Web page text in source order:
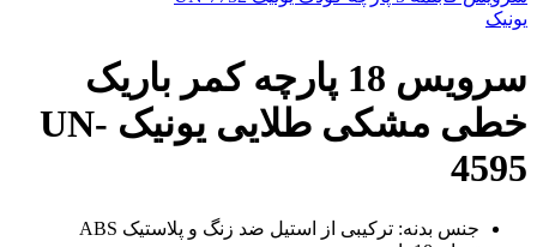
یونیک
سرویس 18 پارچه کمر باریک
خطی مشکی طلایی یونیک UN-
4595
جنس بدنه: ترکیبی از استیل ضد زنگ و پلاستیک ABS